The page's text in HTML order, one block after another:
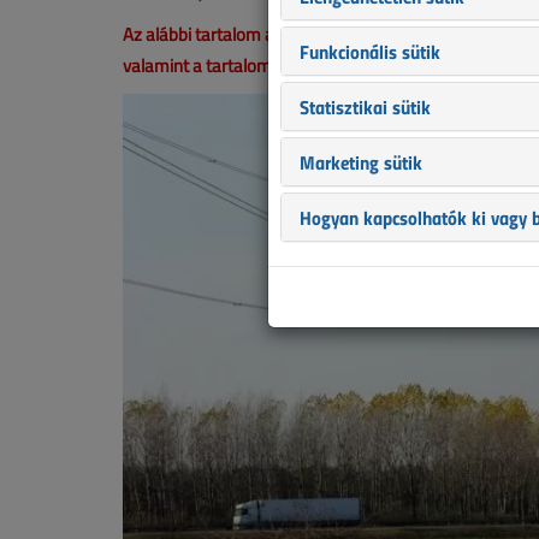
Az alábbi tartalom archív, 12 éve frissült utoljára. A
valamint a tartalom helyenként hiányos lehet (képek,
Funkcionális sütik
Statisztikai sütik
Marketing sütik
Hogyan kapcsolhatók ki vagy